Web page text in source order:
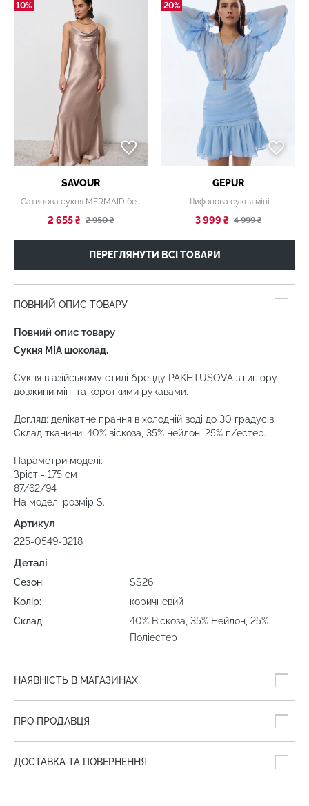
10%
SAVOUR
Сатинова сукня MERMAID бежева
2 655 ₴ 2 950 ₴
20%
GEPUR
Шифонова сукня міні
3 999 ₴ 4 999 ₴
ПЕРЕГЛЯНУТИ ВСІ ТОВАРИ
ПОВНИЙ ОПИС ТОВАРУ
Повний опис товару
Сукня MIA шоколад.
Сукня в азійському стилі бренду PAKHTUSOVA з гипюру
довжини міні та короткими рукавами.
Догляд: делікатне прання в холодній воді до 30 градусів.
Склад тканини: 40% віскоза, 35% нейлон, 25% п/естер.
Параметри моделі:
Зріст - 175 см
87/62/94
На моделі розмір S.
Артикул
225-0549-3218
Деталі
Сезон:
SS26
Колір:
коричневий
Склад:
40% Віскоза, 35% Нейлон, 25%
Поліестер
НАЯВНІСТЬ В МАГАЗИНАХ
ПРО ПРОДАВЦЯ
ДОСТАВКА ТА ПОВЕРНЕННЯ